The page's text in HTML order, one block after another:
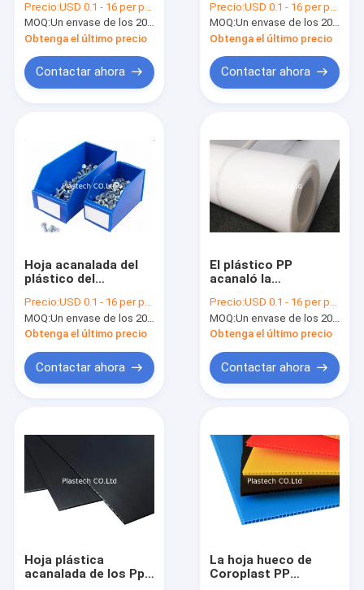
Productos
Vídeos
Sobre nosotros
piso de Corflute PP
3m m
Precio:USD 0.1 - 16 per pcs
MOQ:Un envase de los 20ft
Obtenga el último precio
Contactar ahora
3m m de los PP
Spunbond de la
espuma 4m m
Precio:USD 0.1 - 16 per pcs
MOQ:Un envase de los 20ft
Obtenga el último precio
Contactar ahora
Hoja acanalada del
plástico del
Precio:USD 0.1 - 16 per pcs
MOQ:Un envase de los 20ft
Obtenga el último precio
Contactar ahora
El plástico PP
acanaló la
del piso
Precio:USD 0.1 - 16 per pcs
MOQ:Un envase de los 20ft
Obtenga el último precio
Contactar ahora
Hoja plástica
acanalada de los Pp
La hoja hueco de
Coroplast PP